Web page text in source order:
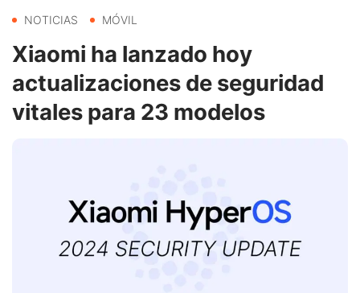
NOTICIAS MÓVIL
Xiaomi ha lanzado hoy
actualizaciones de seguridad
vitales para 23 modelos